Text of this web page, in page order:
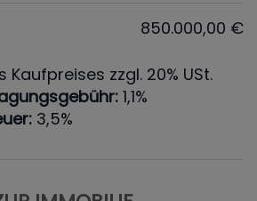
850.000,00 €
Kaufpreises zzgl. 20% USt.
1,1%
3,5%